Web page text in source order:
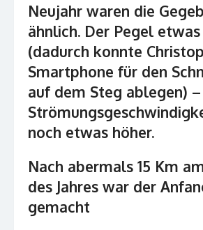
Neujahr waren die
ähnlich. Der Pegel
(dadurch konnte
Smartphone für den
auf dem Steg ablegen)
noch etwas höher.
Nach abermals 15 Km
des Jahres war der
gemacht